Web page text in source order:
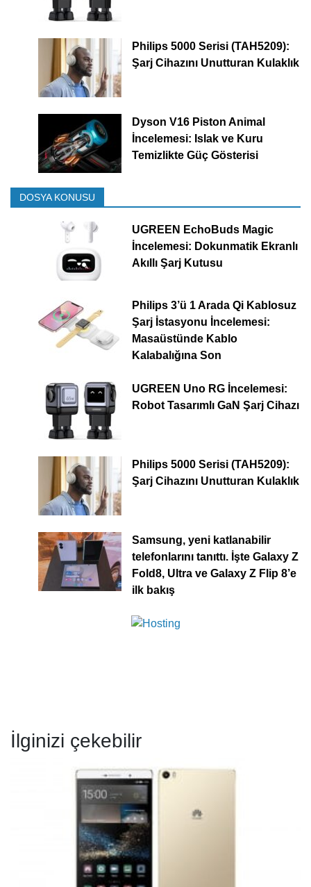
Philips 5000 Serisi (TAH5209):
Şarj Cihazını Unutturan Kulaklık
Dyson V16 Piston Animal
İncelemesi: Islak ve Kuru
Temizlikte Güç Gösterisi
DOSYA KONUSU
UGREEN EchoBuds Magic
İncelemesi: Dokunmatik Ekranlı
Akıllı Şarj Kutusu
Philips 3’ü 1 Arada Qi Kablosuz
Şarj İstasyonu İncelemesi:
Masaüstünde Kablo
Kalabalığına Son
UGREEN Uno RG İncelemesi:
Robot Tasarımlı GaN Şarj Cihazı
Philips 5000 Serisi (TAH5209):
Şarj Cihazını Unutturan Kulaklık
Samsung, yeni katlanabilir
telefonlarını tanıttı. İşte Galaxy Z
Fold8, Ultra ve Galaxy Z Flip 8’e
ilk bakış
İlginizi çekebilir